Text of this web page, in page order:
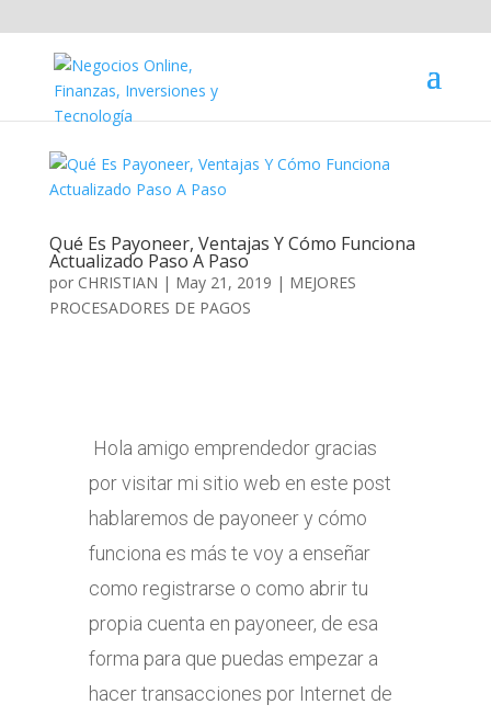
Qué Es Payoneer, Ventajas Y Cómo Funciona
Actualizado Paso A Paso
por CHRISTIAN | May 21, 2019 | MEJORES
PROCESADORES DE PAGOS
Hola amigo emprendedor gracias
por visitar mi sitio web en este post
hablaremos de payoneer y cómo
funciona es más te voy a enseñar
como registrarse o como abrir tu
propia cuenta en payoneer, de esa
forma para que puedas empezar a
hacer transacciones por Internet de